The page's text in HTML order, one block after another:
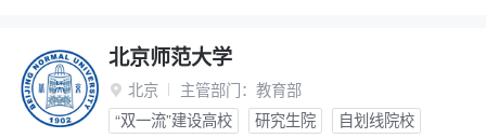
北京师范大学
 北京 主管部门： 教育部
“双一流”建设高校
研究生院 自划线院校